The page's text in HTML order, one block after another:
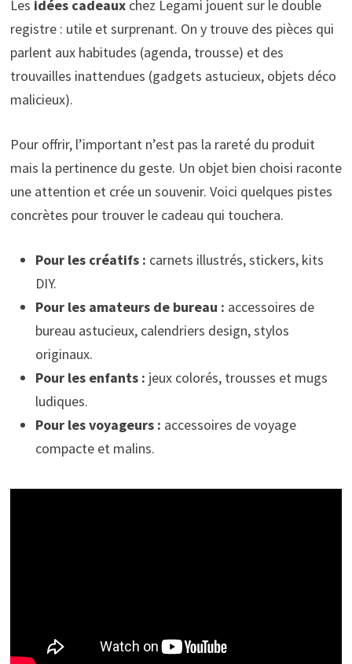
Les idées cadeauxchez Legami jouent sur le double
registre : utile et surprenant. On y trouve des pièces qui
parlent aux habitudes (agenda, trousse) et des
trouvailles inattendues (gadgets astucieux, objets déco
malicieux).
Pour offrir, l’important n’est pas la rareté du produit
mais la pertinence du geste. Un objet bien choisi raconte
une attention et crée un souvenir. Voici quelques pistes
concrètes pour trouver le cadeau qui touchera.
Pour les créatifs : carnets illustrés, stickers, kits
DIY.
Pour les amateurs de bureau : accessoires de
bureau astucieux, calendriers design, stylos
originaux.
Pour les enfants : jeux colorés, trousses et mugs
ludiques.
Pour les voyageurs : accessoires de voyage
compacte et malins.